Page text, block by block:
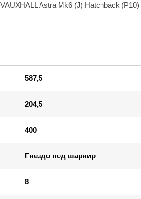
VAUXHALL Astra Mk6 (J) Hatchback (P10)
587,5
204,5
400
Гнездо под шарнир
8